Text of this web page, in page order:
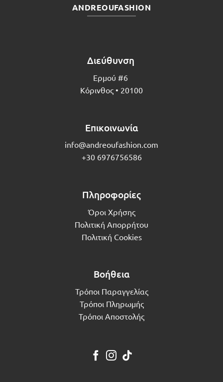
ANDREOUFASHION
Διεύθυνση
Ερμού #6
Κόρινθος • 20100
Επικοινωνία
info@andreoufashion.com
+30 6976756586
Πληροφορίες
Όροι Χρήσης
Πολιτική Απορρήτου
Πολιτική Cookies
Βοήθεια
Τρόποι Παραγγελίας
Τρόποι Πληρωμής
Τρόποι Αποστολής